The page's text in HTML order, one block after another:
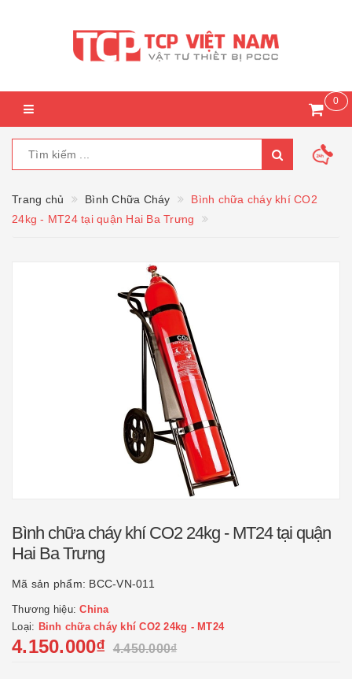
0
Trang chủ Bình Chữa Cháy
Bình chữa cháy khí CO2
24kg - MT24 tại quận Hai Ba Trưng
Bình chữa cháy khí CO2 24kg - MT24 tại quận
Hai Ba Trưng
Mã sản phẩm: BCC-VN-011
Thương hiệu:China
Loại: Binh chữa cháy khí CO2 24kg - MT24
4.150.000₫ 4.450.000₫